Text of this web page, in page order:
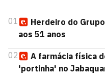
01
Herdeiro do
aos 51 anos
02
A farmácia física
'portinha' no